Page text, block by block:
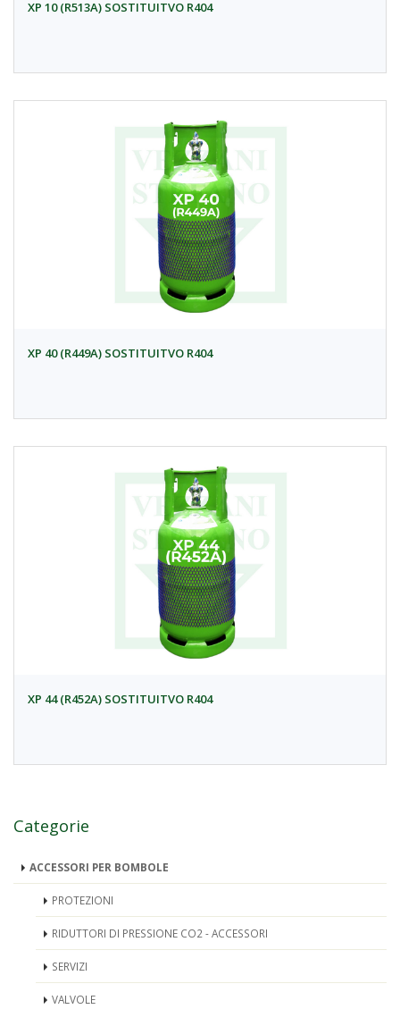
XP 10 (R513A) SOSTITUITVO R404
XP 40 (R449A) SOSTITUITVO R404
XP 44 (R452A) SOSTITUITVO R404
Categorie
ACCESSORI PER BOMBOLE
PROTEZIONI
RIDUTTORI DI PRESSIONE CO2 - ACCESSORI
SERVIZI
VALVOLE